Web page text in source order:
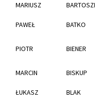
MARIUSZ
PAWEŁ BATKO
PIOTR BIENER
MARCIN BISKUP
ŁUKASZ BLAK